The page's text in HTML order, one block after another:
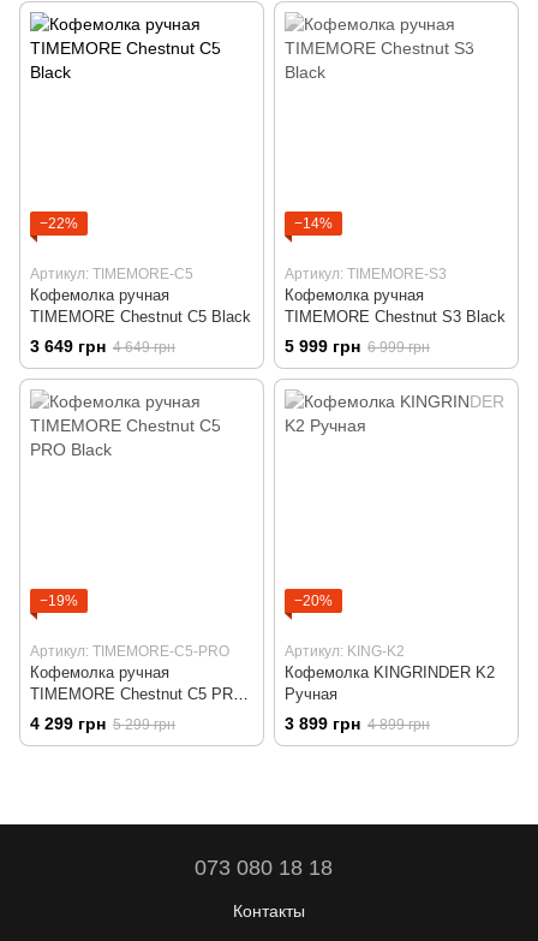
−22%
Артикул: TIMEMORE-C5
Кофемолка ручная
TIMEMORE Chestnut C5 Black
3 649 грн 4 649 грн
−14%
Артикул: TIMEMORE-S3
Кофемолка ручная
TIMEMORE Chestnut S3 Black
5 999 грн 6 999 грн
−19%
Артикул: TIMEMORE-C5-PRO
Кофемолка ручная
TIMEMORE Chestnut C5 PRO
Black
4 299 грн 5 299 грн
−20%
Артикул: KING-K2
Кофемолка KINGRINDER K2
Ручная
3 899 грн 4 899 грн
073 080 18 18
Контакты